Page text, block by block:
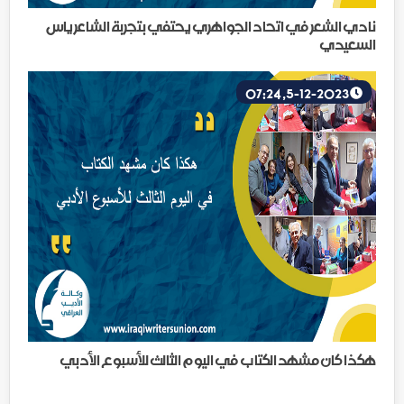
نادي الشعر في اتحاد الجواهري يحتفي بتجربة الشاعر ياس
السعيدي
هكذا كان مشهد الكتاب في اليوم الثالث للأسبوع الأدبي